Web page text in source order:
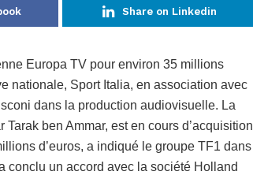
Share on Linkedin
Europa TV pour environ 35 millions
nationale, Sport Italia, en association avec
dans la production audiovisuelle. La
ben Ammar, est en cours d’acquisition
d’euros, a indiqué le groupe TF1 dans
conclu un accord avec la société Holland